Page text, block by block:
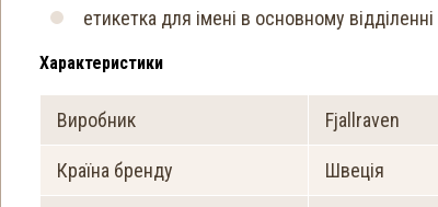
етикетка для імені в основному відділенні
Характеристики
Виробник Fjallraven
Країна бренду Швеція